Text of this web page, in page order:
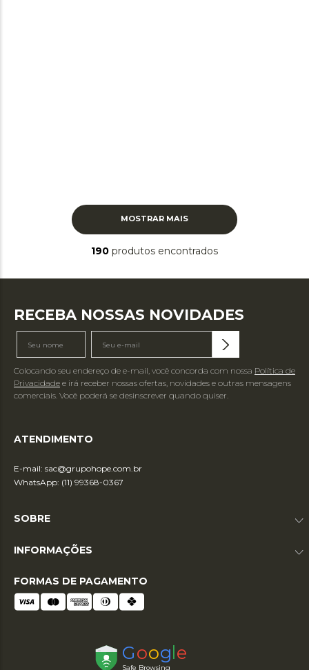
MOSTRAR MAIS
190 produtos
RECEBA NOSSAS NOVIDADES
Colocando seu endereço de e-mail, você concorda com nossa Política de
Privacidade e irá receber nossas ofertas, novidades e outras mensagens
comerciais. Você poderá se desinscrever quando quiser.
ATENDIMENTO
E-mail: sac@grupohope.com.br
WhatsApp: (11) 99368-0367
SOBRE
INFORMAÇÕES
FORMAS DE PAGAMENTO